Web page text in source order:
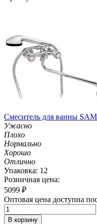
Смеситель для ванны
Ужасно
Плохо
Нормально
Хорошо
Отлично
Упаковка: 12
Розничная цена:
5099 ₽
Оптовая цена доступна
В корзину